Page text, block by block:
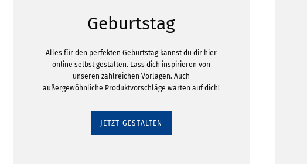
Geburtstag
Alles für den perfekten Geburtstag kannst du dir hier
online selbst gestalten. Lass dich inspirieren von
unseren zahlreichen Vorlagen. Auch
außergewöhnliche Produktvorschläge warten auf dich!
JETZT GESTALTEN